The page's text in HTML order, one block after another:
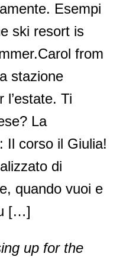
Esempi
ski resort is
from
stazione
l’estate. Ti
La
Il corso il Giulia!
di
quando vuoi e
[…]
up for the